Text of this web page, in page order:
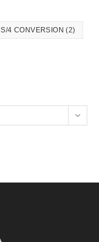
S/4 CONVERSION (2)